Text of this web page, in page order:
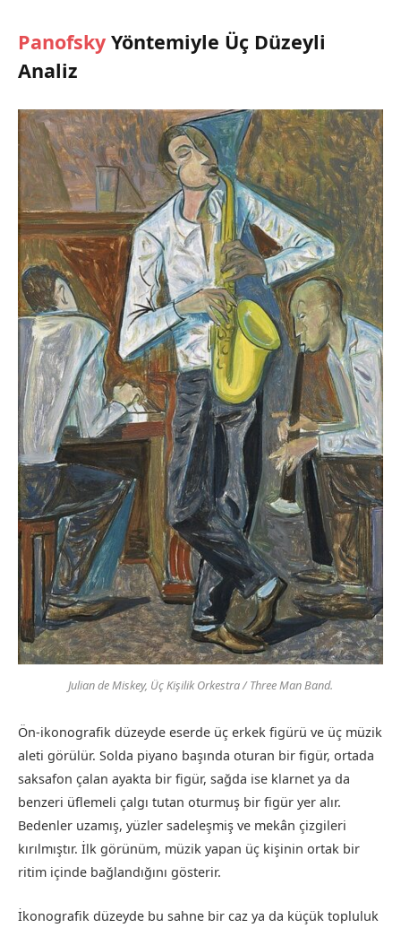
Panofsky Yöntemiyle Üç Düzeyli
Analiz
Julian de Miskey, Üç Kişilik Orkestra / Three Man Band.
Ön-ikonografik düzeyde eserde üç erkek figürü ve üç müzik
aleti görülür. Solda piyano başında oturan bir figür, ortada
saksafon çalan ayakta bir figür, sağda ise klarnet ya da
benzeri üflemeli çalgı tutan oturmuş bir figür yer alır.
Bedenler uzamış, yüzler sadeleşmiş ve mekân çizgileri
kırılmıştır. İlk görünüm, müzik yapan üç kişinin ortak bir
ritim içinde bağlandığını gösterir.
İkonografik düzeyde bu sahne bir caz ya da küçük topluluk